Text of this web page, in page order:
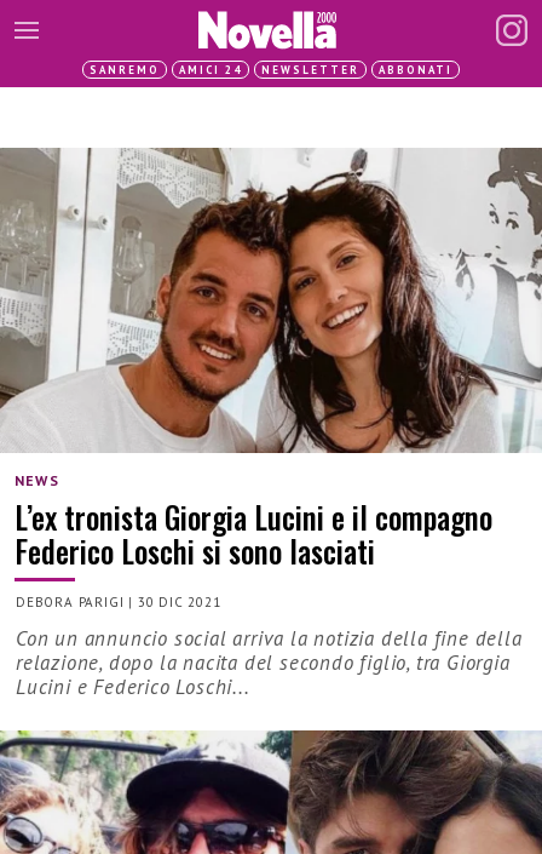
SANREMO AMICI 24 NEWSLETTER ABBONATI
NEWS
L’ex tronista Giorgia Lucini e il compagno
Federico Loschi si sono lasciati
DEBORA PARIGI | 30 DIC 2021
Con un annuncio social arriva la notizia della fine della
relazione, dopo la nacita del secondo figlio, tra Giorgia
Lucini e Federico Loschi...